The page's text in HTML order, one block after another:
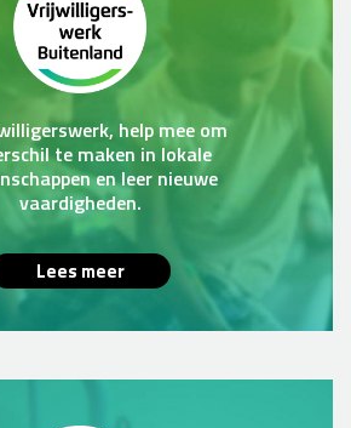
help mee om
te maken in lokale
en leer nieuwe
vaardigheden.
Lees meer